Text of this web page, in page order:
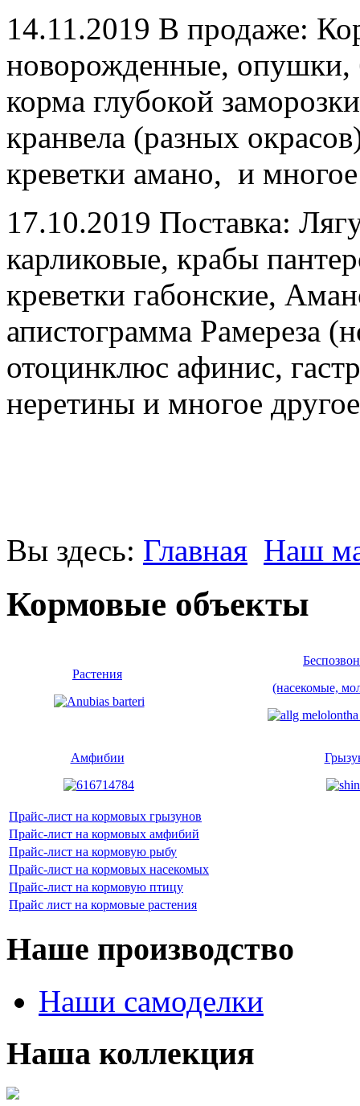
14.11.2019 В продаже:
новорожденные, опушки,
корма глубокой
кранвела (разных
креветки амано, и
17.10.2019 Поставка:
карликовые, крабы
креветки габонские,
апистограмма Рамереза
отоцинклюс афинис,
неретины и многое
Вы здесь: Главная Наш
Кормовые объекты
Растения
(насекомые,
Амфибии
Прайс-лист на кормовых грызунов
Прайс-лист на кормовых амфибий
Прайс-лист на кормовую рыбу
Прайс-лист на кормовых насекомых
Прайс-лист на кормовую птицу
Прайс лист на кормовые растения
Наше производство
Наши самоделки
Наша коллекция